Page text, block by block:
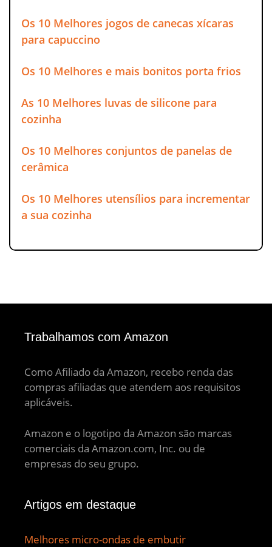
Os 10 Melhores jogos de canecas xícaras
para capuccino
Os 10 Melhores e mais bonitos porta frios
As 10 Melhores luvas de silicone para
cozinha
Os 10 Melhores conjuntos de panelas de
cerâmica
Os 10 Melhores utensílios para incrementar
a sua cozinha
Trabalhamos com Amazon
Como Afiliado da Amazon, recebo renda das
compras afiliadas que atendem aos requisitos
aplicáveis.
Amazon e o logotipo da Amazon são marcas
comerciais da Amazon.com, Inc. ou de
empresas do seu grupo.
Artigos em destaque
Melhores micro-ondas de embutir